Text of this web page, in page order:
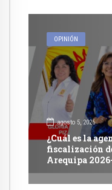
OPINIÓN
agosto 5, 2026
¿Cuál es la
fiscalización
Arequipa